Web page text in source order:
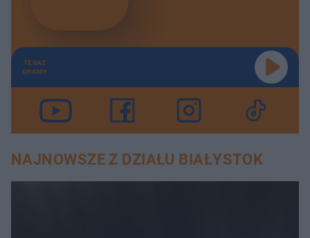
TERAZ
GRAMY
NAJNOWSZE Z DZIAŁU BIAŁYSTOK